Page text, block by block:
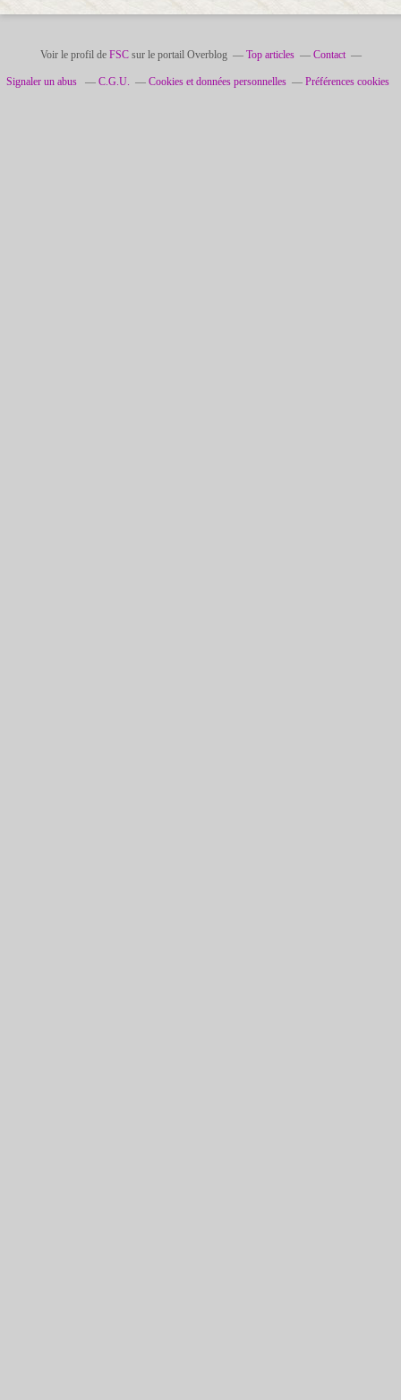
Voir le profil de FSCsur le portail Overblog Top articles Contact
Signaler un abus C.G.U. Cookies et données personnelles Préférences cookies